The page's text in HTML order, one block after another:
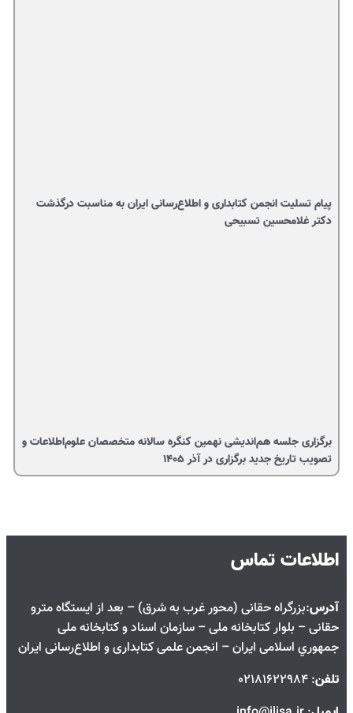
پیام تسلیت انجمن کتابداری و اطلاع‌رسانی ایران به مناسبت درگذشت
دکتر غلامحسین تسبیحی
برگزاری جلسه هم‌اندیشی نهمین کنگره سالانه متخصصان علوم‌اطلاعات و
تصویب تاریخ جدید برگزاری در آذر ۱۴۰۵
اطلاعات تماس
آدرس:بزرگراه حقانی (محور غرب به شرق) – بعد از ايستگاه مترو
حقانی – بلوار كتابخانه ملی – سازمان اسناد و كتابخانه ملی
جمهوري اسلامی ايران – انجمن علمی کتابداری و اطلاع‌رسانی ایران
تلفن: 02181622984